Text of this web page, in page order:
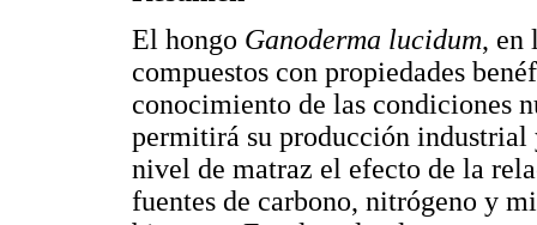
El hongo Ganoderma lucidum, en
compuestos con propiedades
conocimiento de las condiciones
permitirá su producción industrial
nivel de matraz el efecto de la
fuentes de carbono, nitrógeno y